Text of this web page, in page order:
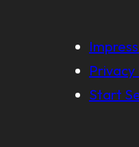
Privacy
Start